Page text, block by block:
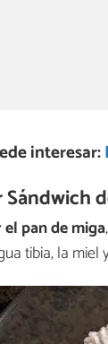
interesar:
el pan de miga
tibia, la miel